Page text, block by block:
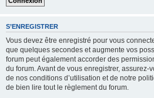
S’ENREGISTRER
Vous devez être enregistré pour vous
que quelques secondes et augmente vos
forum peut également accorder des
du forum. Avant de vous enregistrer, assurez-
de nos conditions d’utilisation et de notre
de bien lire tout le règlement du forum.